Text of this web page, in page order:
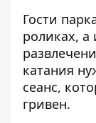
Гости
роликах, а
катания
сеанс,
гривен.